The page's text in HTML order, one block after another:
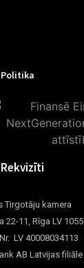
Rekvizīti
Tirgotāju kamera
22-11, Rīga LV 1055
LV 40008034113
AB Latvijas filiāle